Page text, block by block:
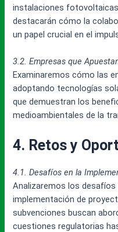
instalaciones
destacarán cómo la
un papel crucial en el
3.2. Empresas que
Examinaremos cómo las
adoptando tecnologías
que demuestran los
medioambientales de la
4. Retos y
4.1. Desafíos en la
Analizaremos los
implementación de
subvenciones buscan
cuestiones regulatorias